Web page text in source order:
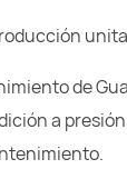
de
a